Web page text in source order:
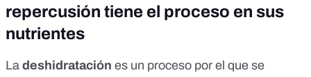
repercusión tiene el proceso en sus
nutrientes
La deshidratación es un proceso por el que se